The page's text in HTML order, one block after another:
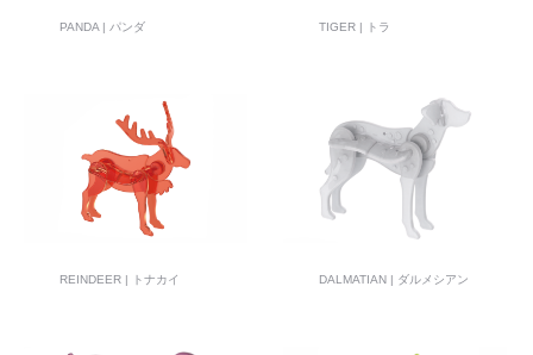
PANDA | パンダ TIGER | トラ
REINDEER | トナカイ DALMATIAN | ダルメシアン